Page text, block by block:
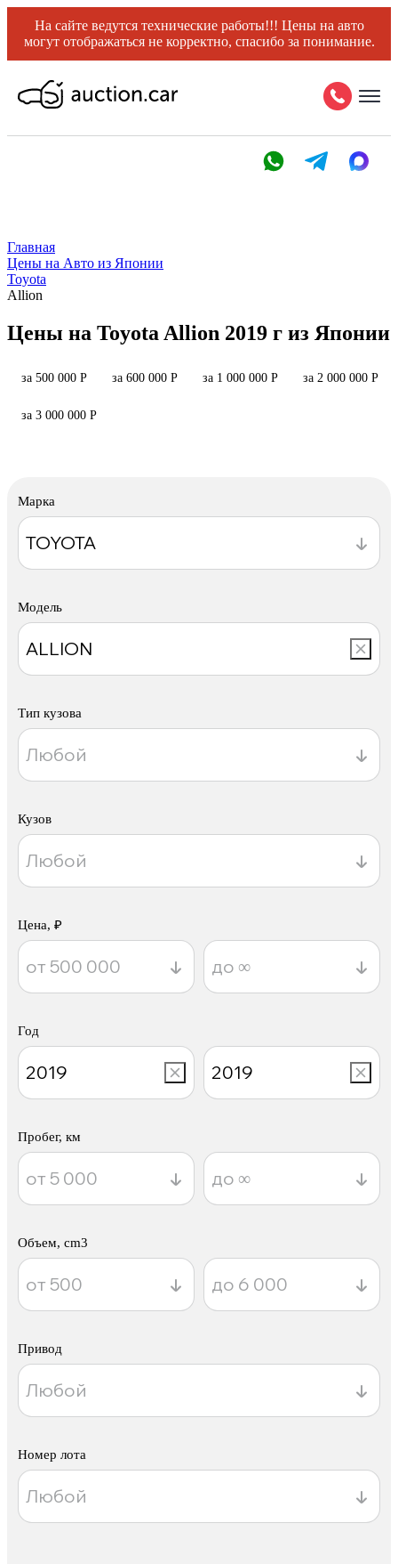
На сайте ведутся технические работы!!! Цены на авто
могут отображаться не корректно, спасибо за понимание.
Главная
Цены на Авто из Японии
Toyota
Allion
Цены на Toyota Allion 2019 г из Японии
за 500 000 Р за 600 000 Р за 1 000 000 Р за 2 000 000 Р
за 3 000 000 Р
Марка
Модель
Тип кузова
Кузов
Цена, ₽
Год
Пробег, км
Объем, cm3
Привод
Номер лота